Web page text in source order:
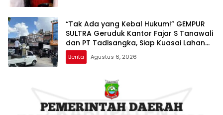
“Tak Ada yang Kebal Hukum!” GEMPUR
SULTRA Geruduk Kantor Fajar S Tanawali
dan PT Tadisangka, Siap Kuasai Lahan
Puuwatu
Berita Agustus 6, 2026